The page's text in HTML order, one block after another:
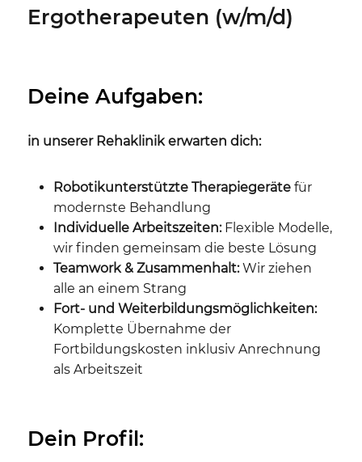
Ergotherapeuten (w/m/d)
Deine Aufgaben:
in unserer Rehaklinik erwarten dich:
Robotikunterstützte Therapiegeräte für
modernste Behandlung
Individuelle Arbeitszeiten:Flexible Modelle,
wir finden gemeinsam die beste Lösung
Teamwork & Zusammenhalt:Wir ziehen
alle an einem Strang
Fort- und Weiterbildungsmöglichkeiten:
Komplette Übernahme der
Fortbildungskosten inklusiv Anrechnung
als Arbeitszeit
Dein Profil: